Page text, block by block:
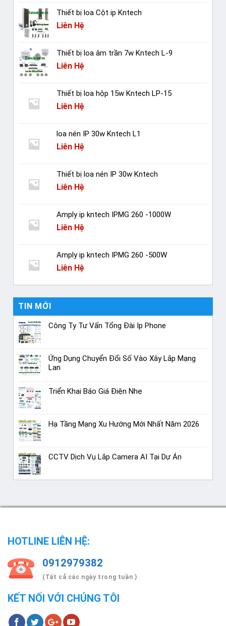
Thiết bị loa Cột ip Kntech
Liên Hệ
Thiết bị loa âm trần 7w Kntech L-9
Liên Hệ
Thiết bị loa hộp 15w Kntech LP-15
Liên Hệ
loa nén IP 30w Kntech L1
Liên Hệ
Thiết bị loa nén IP 30w Kntech
Liên Hệ
Amply ip kntech IPMG 260 -1000W
Liên Hệ
Amply ip kntech IPMG 260 -500W
Liên Hệ
TIN MỚI
Công Ty Tư Vấn Tổng Đài Ip Phone
Ứng Dụng Chuyển Đổi Số Vào Xây Lắp Mạng
Lan
Triển Khai Báo Giá Điện Nhẹ
Hạ Tầng Mạng Xu Hướng Mới Nhất Năm 2026
CCTV Dịch Vụ Lắp Camera AI Tại Dự Án
HOTLINE LIÊN HỆ:
0912979382
(Tất cả các ngày trong tuần )
KẾT NỐI VỚI CHÚNG TÔI